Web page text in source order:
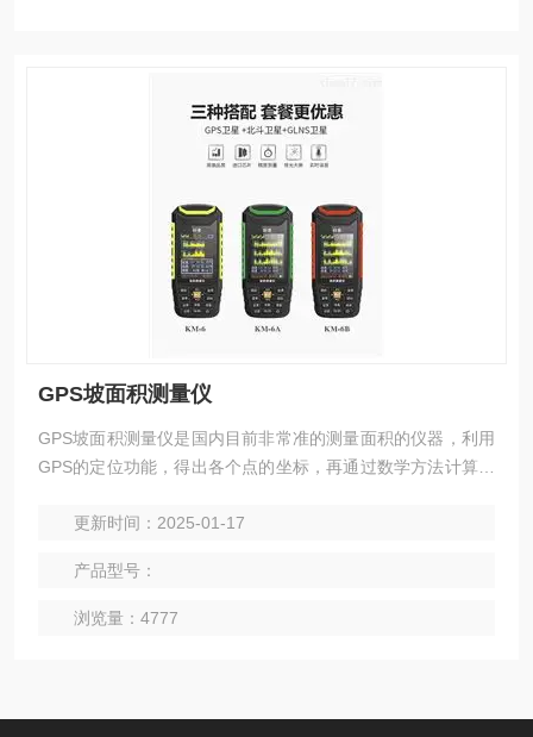
GPS坡面积测量仪
GPS坡面积测量仪是国内目前非常准的测量面积的仪器，利用
GPS的定位功能，得出各个点的坐标，再通过数学方法计算出
更新时间：2025-01-17
产品型号：
浏览量：4777